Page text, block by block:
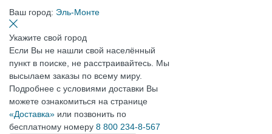
Ваш город: Эль-Монте
Укажите свой город
Если Вы не нашли свой населённый
пункт в поиске, не расстраивайтесь. Мы
высылаем заказы по всему миру.
Подробнее с условиями доставки Вы
можете ознакомиться на странице
«Доставка» или позвонить по
бесплатному номеру 8 800 234-8-567